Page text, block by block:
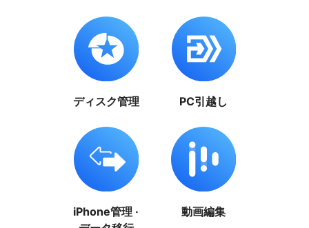
ディスク管理 PC引越し
iPhone管理 ·
動画編集